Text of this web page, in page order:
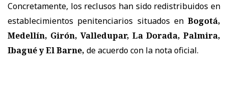
Concretamente, los reclusos han sido redistribuidos en
establecimientos penitenciarios situados enBogotá,
Medellín, Girón, Valledupar, La Dorada, Palmira,
Ibagué y El Barne, de acuerdo con la nota oficial.